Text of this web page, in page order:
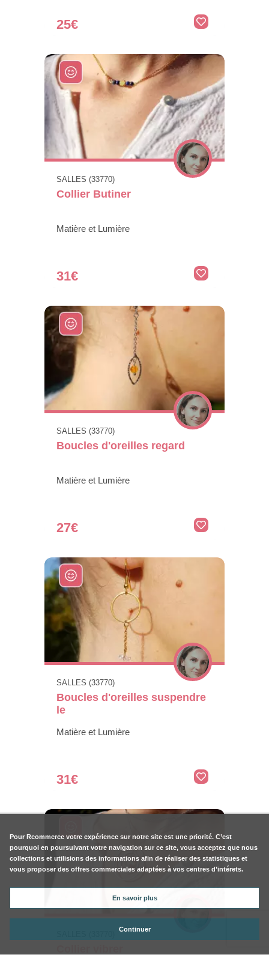
25€
SALLES (33770)
Collier Butiner
Matière et Lumière
31€
SALLES (33770)
Boucles d'oreilles regard
Matière et Lumière
27€
SALLES (33770)
Boucles d'oreilles suspendre
le
Matière et Lumière
31€
Pour Rcommerce votre expérience sur notre site est une priorité. C’est
pourquoi en poursuivant votre navigation sur ce site, vous acceptez que nous
collections et utilisions des informations afin de réaliser des statistiques et
vous proposer des offres commerciales adaptées à vos centres d’intérets.
En savoir plus
Continuer